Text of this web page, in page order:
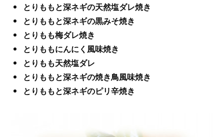
とりももと深ネギの天然塩ダレ焼き
とりももと深ネギの黒みそ焼き
とりもも梅ダレ焼き
とりももにんにく風味焼き
とりもも天然塩ダレ
とりももと深ネギの焼き鳥風味焼き
とりももと深ネギのピリ辛焼き